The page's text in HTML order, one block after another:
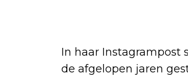
In haar Instagrampost
de afgelopen jaren